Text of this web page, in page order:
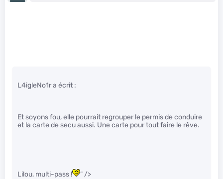
L4igleNo1r a écrit :
Et soyons fou, elle pourrait regrouper le permis de conduire
et la carte de secu aussi. Une carte pour tout faire le rêve.
Lilou, multi-pass ! " />